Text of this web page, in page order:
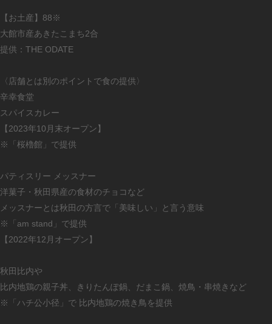
【お土産】88※
大館市産あきたこまち2合
提供：THE ODATE
〈店舗とは別のポイントで食の提供〉
辛幸食堂
スパイスカレー
【2023年10月末オープン】
※「桜櫓館」で提供
パティスリー メッスナー
洋菓子・秋田県産の食材のチョコなど
メッスナーとは秋田の方言で「美味しい」と言う意味
※「am stand」で提供
【2022年12月オープン】
秋田比内や
比内地鶏の親子丼、きりたんぽ鍋、だまこ鍋、焼鳥・串焼きなど
※「ハチ公小径」で 比内地鶏の焼き鳥を提供